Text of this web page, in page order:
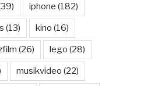
iphone (182)
(13) kino (16)
(26) lego (28)
musikvideo (22)